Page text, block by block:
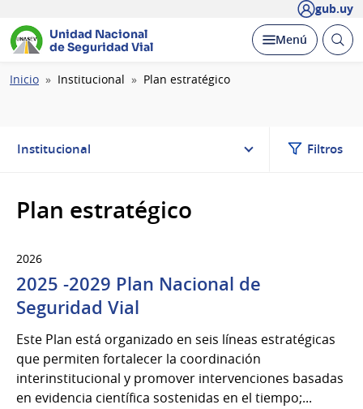
gub.uy
Unidad Nacional
de Seguridad Vial
Desplegar
Menú Abrir
Ruta
Inicio Institucional Plan estratégico
Institucional Filtros
Plan estratégico
2026
2025 -2029 Plan Nacional de
Seguridad Vial
Este Plan está organizado en seis líneas estratégicas
que permiten fortalecer la coordinación
interinstitucional y promover intervenciones basadas
en evidencia científica sostenidas en el tiempo;...